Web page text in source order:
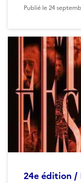
Publié le24
24e édition /